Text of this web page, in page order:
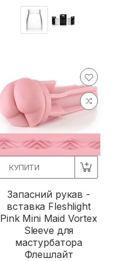
КУПИТИ
Запасний рукав -
вставка Fleshlight
Pink Mini Maid Vortex
Sleeve для
мастурбатора
Флешлайт